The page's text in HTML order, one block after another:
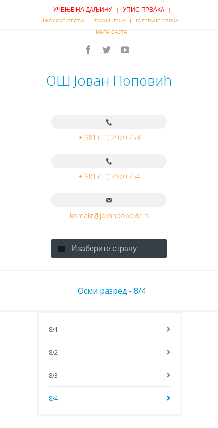
УЧЕЊЕ НА ДАЉИНУ | УПИС ПРВАКА |
ШКОЛСКЕ ВЕСТИ | ТАКМИЧЕЊА | ГАЛЕРИЈЕ СЛИКА
| МАПА САЈТА
ОШ Јован Поповић
+ 381 (11) 2970 753
+ 381 (11) 2970 754
kontakt@jovanpopovic.rs
Изаберите страну
Осми разред - 8/4
8/1
8/2
8/3
8/4